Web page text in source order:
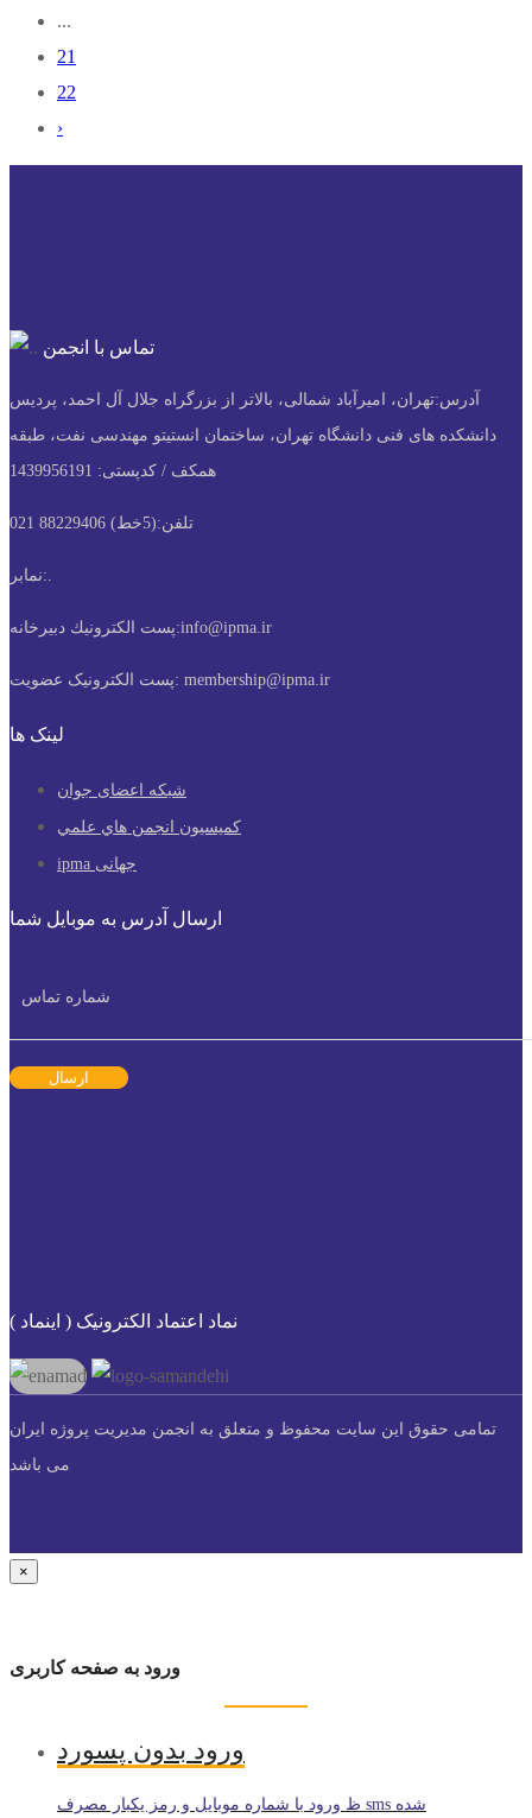
...
21
22
›
تماس با انجمن
آدرس:تهران، امیرآباد شمالی، بالاتر از بزرگراه جلال آل احمد، پردیس
دانشکده های فنی دانشگاه تهران، ساختمان انستیتو مهندسی نفت، طبقه
همکف / کدپستی: 1439956191
تلفن:(5خط) 88229406 021
نمابر:.
پست الكترونيك دبیرخانه:info@ipma.ir
پست الکترونیک عضویت: membership@ipma.ir
لینک ها
شبکه اعضای جوان
كميسيون انجمن هاي علمي
ipma جهانی
ارسال آدرس به موبایل شما
ارسال
نماد اعتماد الکترونیک ( اینماد )
تمامی حقوق این سایت محفوظ و متعلق به انجمن مدیریت پروژه ایران
می باشد
×
ورود به صفحه کاربری
ورود بدون پسورد
ظ ورود با شماره موبایل و رمز یکبار مصرف sms شده